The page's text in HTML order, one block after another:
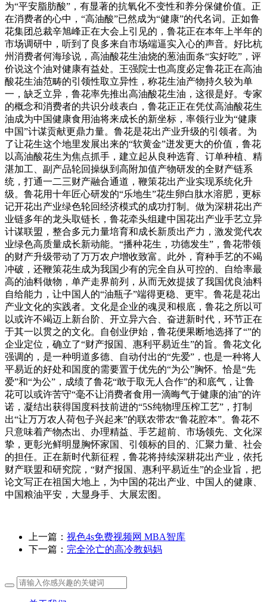
为“平安脂肪酸”，有显著的抗氧化不变性和养分保健价值。正
在消费者的心中，“高油酸”已然成为“健康”的代名词。正如鲁
花集团总裁辛旭峰正在大会上引见的，鲁花正在本年上半年的
市场调研中，听到了良多来自市场端逼实入心的声音。好比杭
州消费者何海珍说，高油酸花生油烧的葱油面条“实好吃”，评
价说这个油对健康有益处。王强院士也高度必定鲁花正在高油
酸花生油范畴的引领性取立异性，称花生油产物持久较为单
一，缺乏立异，鲁花率先推出高油酸花生油，这很是好。专家
的概念和消费者的共识分歧表白，鲁花正正在凭仗高油酸花生
油成为中国健康食用油将来成长的新坐标，率领行业为“健康
中国”计谋贡献更鼎力量。鲁花是花出产业升级的引领者。为
了让花生这个地里发展出来的“软黄金”迸发更大的价值，鲁花
以高油酸花生为焦点抓手，建立起从良种选育、订单种植、精
湛加工、副产品轮回操纵到高附加值产物研发的全财产链系
统，打通一二三财产融合通道，鞭策花出产业实现系统化升
级。鲁花用十年匠心研发的“乐地生”花生卵白肽水溶肥，更标
记开花出产业绿色轮回经济模式的成功打制。做为深耕花出产
业链多年的龙头取链长，鲁花牵头组建中国花出产业手艺立异
计谋联盟，整合多元力量培育和成长新质出产力，激发觉代农
业绿色高质量成长新动能。“播种花生，功德发生”，鲁花带领
的财产升级带动了万万农户增收致富。此外，育种手艺的不竭
冲破，还鞭策花生成为我国少有的完全自从可控的、自给率最
高的油料做物，单产走界前列，从而无效提拔了我国优良油料
自给能力，让中国人的“油瓶子”端得更稳、更牢。鲁花是花出
产业文化的实践者。文化是企业的魂灵和根底，鲁花之所以可
以或许不竭迈上新台阶、开立异六合、奋进新时代，环节正在
于其一以贯之的文化。自创业伊始，鲁花便果断地选择了“”的
企业定位，确立了“财产报国、惠利平易近生”的旨。鲁花文化
强调的，是一种明道多德、自动付出的“先爱”，也是一种将人
平易近的好处和国度的需要置于优先的“为公”胸怀。恰是“先
爱”和“为公”，成绩了鲁花“敢于取无人合作”的和底气，让鲁
花可以或许苦守“毫不让消费者食用一滴晦气于健康的油”的许
诺，凝结出获得国度科技前进的“5S纯物理压榨工艺”，打制
出“让万万农人荷包子兴起来”的联农带农“鲁花腔本”。鲁花不
只意味着产物杰出、办理精益、手艺超前、市场领先、文化深
挚，更彰光鲜明显胸怀家国、引领标的目的、汇聚力量、社会
的担任。正在新时代新征程，鲁花将持续深耕花出产业，依托
财产联盟和研究院，“财产报国、惠利平易近生”的企业旨，把
论文写正在祖国大地上，为中国的花出产业、中国人的健康、
中国粮油平安，大显身手、大展宏图。
上一篇： 视色4s免费视频网 MBA智库
下一篇： 完全沦亡的高冷教妈妈